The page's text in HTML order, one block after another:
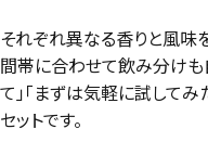
それぞれ異なる香りと風味
間帯に合わせて飲み分けも
て」「まずは気軽に試して
セットです。